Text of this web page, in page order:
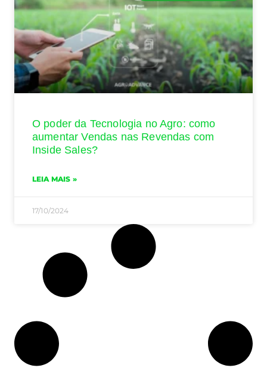
O poder da Tecnologia no Agro: como
aumentar Vendas nas Revendas com
Inside Sales?
LEIA MAIS »
17/10/2024